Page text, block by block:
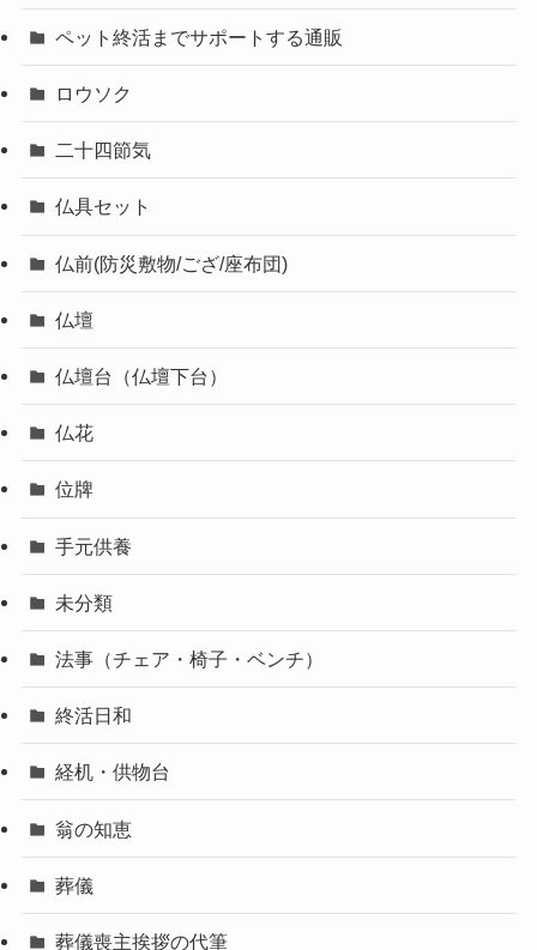
ペット終活までサポートする通販
ロウソク
二十四節気
仏具セット
仏前(防災敷物/ござ/座布団)
仏壇
仏壇台（仏壇下台）
仏花
位牌
手元供養
未分類
法事（チェア・椅子・ベンチ）
終活日和
経机・供物台
翁の知恵
葬儀
葬儀喪主挨拶の代筆